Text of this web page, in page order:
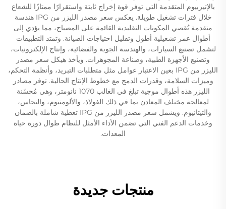
بالإتيربيوم المتقدمة التي توفر قوة إخراج ثابتة واستقرارًا ممتازًا للشعاع
خلال فترات تشغيل طويلة. يعكس سعر مصدر الليزر من IPG هندسة
متقدمة تُقصي المكونات التقليدية القائمة على المصباح، مما يؤدي إلى
أطوال عمر تشغيلية أطول وتقليل احتياجات الصيانة. وتمتد التطبيقات
لتشمل تصنيع السيارات، والهندسة الجوية والفضائية، وإنتاج الإلكترونيات،
وتصنيع الأجهزة الطبية، وصناعة المجوهرات. ويأخذ هيكل سعر مصدر
الليزر من IPG بعين الاعتبار عوامل مثل متطلبات التبريد، وأنظمة التحكم،
وميزات السلامة، وقدرات الدمج مع خطوط الإنتاج الحالية. توفر مصادر
الليزر هذه أطوال موجية تبلغ في الغالب 1070 نانومتر، وهي مُحسّنة
لمعالجة مختلف المعادن بما في ذلك الفولاذ، والألومنيوم، والنحاس،
والتيتانيوم. ويشمل سعر مصدر الليزر من IPG تغطية شاملة بالضمان
وخدمات الدعم الفني التي تضمن الأداء الأمثل للنظام طوال دورة حياة
المعدات.
منتجات جديدة